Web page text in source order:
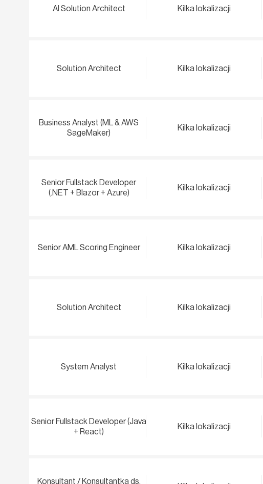
AI Solution Architect Kilka lokalizacji
Solution Architect Kilka lokalizacji
Business Analyst (ML & AWS
SageMaker)
Kilka lokalizacji
Senior Fullstack Developer
(.NET + Blazor + Azure)
Kilka lokalizacji
Senior AML Scoring Engineer Kilka lokalizacji
Solution Architect Kilka lokalizacji
System Analyst Kilka lokalizacji
Senior Fullstack Developer (Java
+ React)
Kilka lokalizacji
Konsultant / Konsultantka ds.